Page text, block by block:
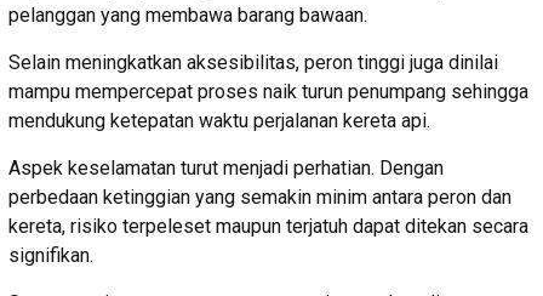
pelanggan yang membawa barang bawaan.
Selain meningkatkan aksesibilitas, peron tinggi juga dinilai
mampu mempercepat proses naik turun penumpang sehingga
mendukung ketepatan waktu perjalanan kereta api.
Aspek keselamatan turut menjadi perhatian. Dengan
perbedaan ketinggian yang semakin minim antara peron dan
kereta, risiko terpeleset maupun terjatuh dapat ditekan secara
signifikan.